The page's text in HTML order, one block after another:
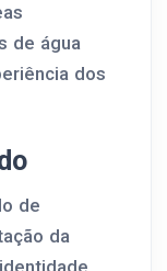
de água
dos
de
da